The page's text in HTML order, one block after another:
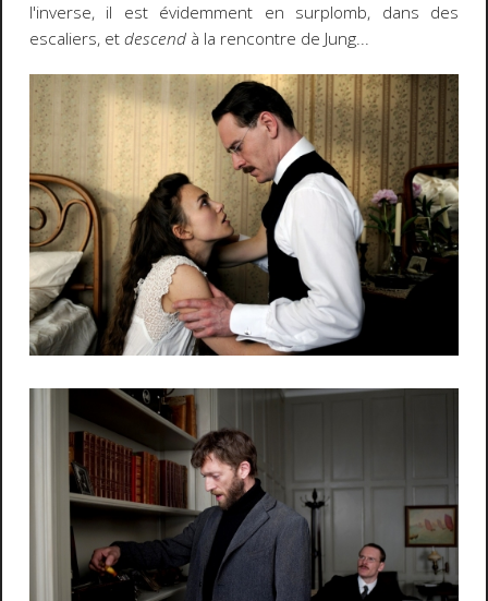
l'inverse, il est évidemment en surplomb, dans des
escaliers, etdescendà la rencontre de Jung...